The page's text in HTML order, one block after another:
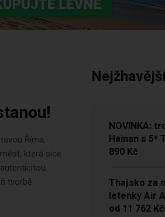
Říma,
která sice
tvorbě
NOVINKA:
Hainan s 5*
890 Kč
Thajsko za
letenky Air
od 11 762 Kč!